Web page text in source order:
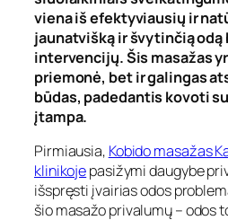
viena iš efektyviausių ir
jaunatvišką ir švytinčią odą
intervencijų. Šis masažas
priemonė, bet ir galingas
būdas, padedantis kovoti
įtampa.
Pirmiausia, Kobido masažas
klinikojepasižymi daugybe
išspręsti įvairias odos
šio masažo privalumų – odos